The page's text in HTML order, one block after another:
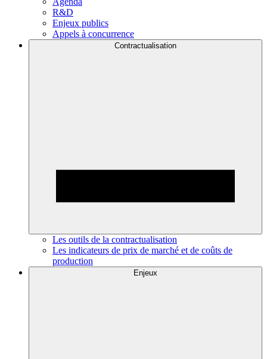
R&D
Enjeux publics
Appels à concurrence
Contractualisation
Les outils de la contractualisation
Les indicateurs de prix de marché et de coûts de
production
Enjeux